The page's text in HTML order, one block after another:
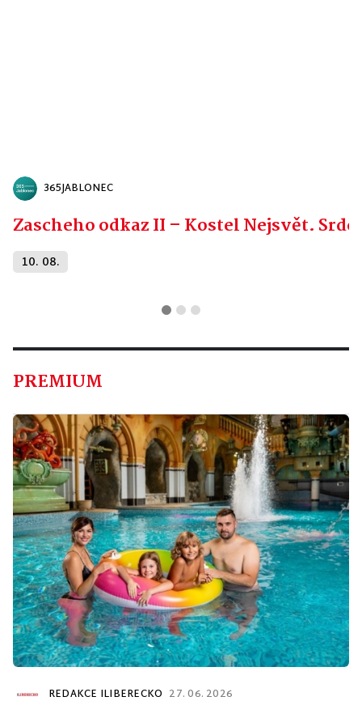
365JABLONEC
Zascheho odkaz II – Kostel Nejsvět.
10. 08.
PREMIUM
REDAKCE ILIBERECKO 27. 06. 2026